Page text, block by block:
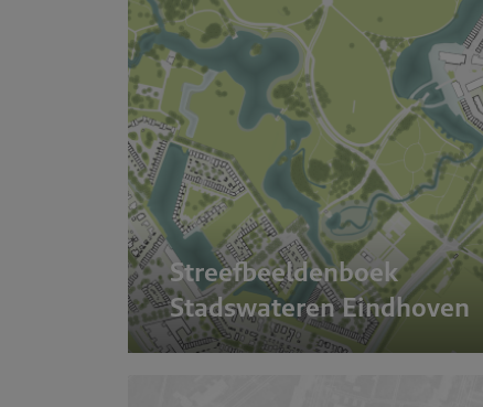
Streefbeeldenboek
Stadswateren Eindhoven